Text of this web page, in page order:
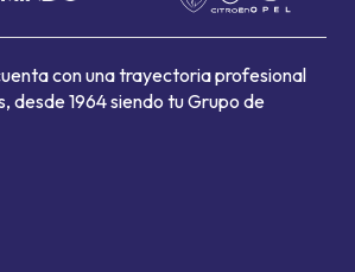
con una trayectoria profesional
desde 1964 siendo tu Grupo de